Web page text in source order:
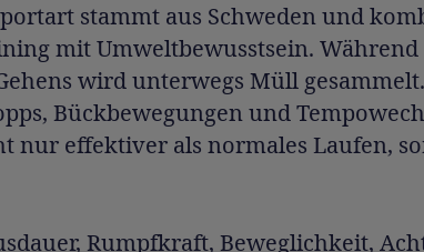
stammt aus Schweden und
mit Umweltbewusstsein. Während
wird unterwegs Müll
Bückbewegungen und
nur effektiver als normales Laufen,
Rumpfkraft, Beweglichkeit,